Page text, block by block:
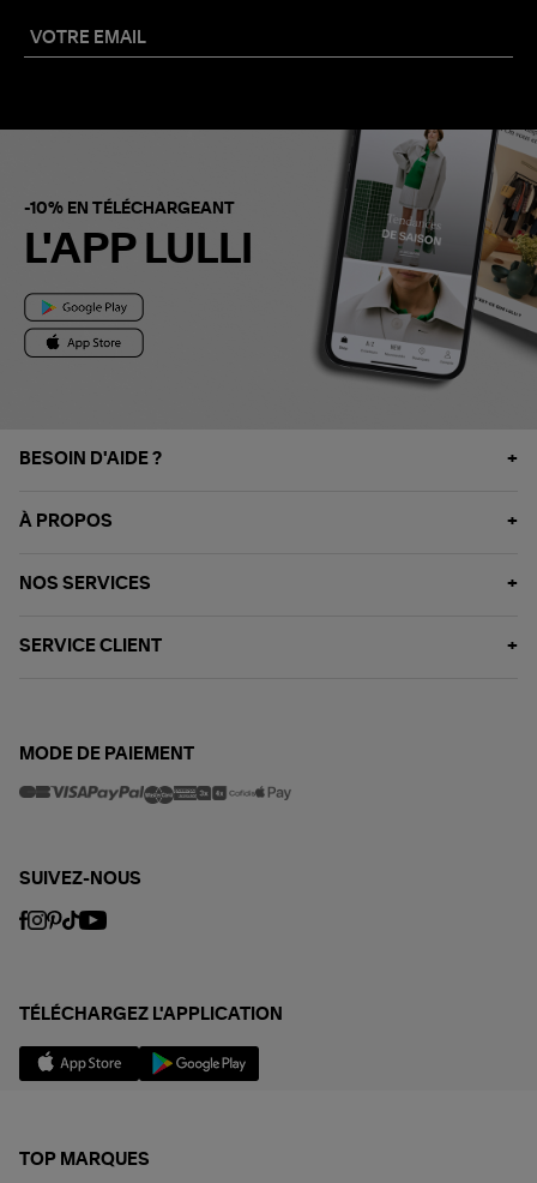
-10% EN TÉLÉCHARGEANT
L'APP LULLI
BESOIN D'AIDE ?
À PROPOS
NOS SERVICES
SERVICE CLIENT
MODE DE PAIEMENT
SUIVEZ-NOUS
TÉLÉCHARGEZ L'APPLICATION
TOP MARQUES